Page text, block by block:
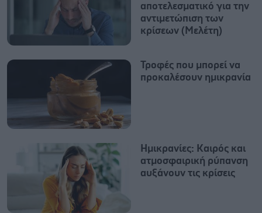
αποτελεσματικό για την
αντιμετώπιση των
κρίσεων (Μελέτη)
Τροφές που μπορεί να
προκαλέσουν ημικρανία
Ημικρανίες: Καιρός και
ατμοσφαιρική ρύπανση
αυξάνουν τις κρίσεις